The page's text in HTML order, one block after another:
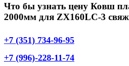
Что бы узнать цену Ковш
2000мм для ZX160LC-3
+7 (351) 734-96-95
+7 (996)-228-11-74